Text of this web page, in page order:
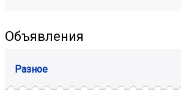
Объявления
Разное